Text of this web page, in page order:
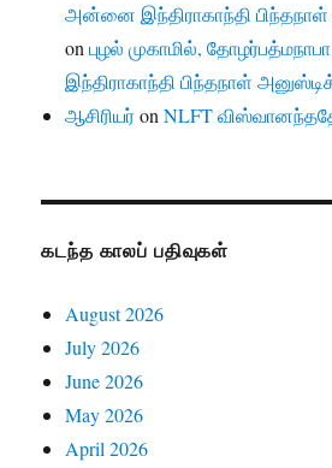
அன்னை இந்திராகாந்தி பிந்தநாள்
onபுழல் முகாமில்,
இந்திராகாந்தி பிந்தநாள்
ஆசிரியர்onNLFT
கடந்த காலப் பதிவுகள்
August 2026
July 2026
June 2026
May 2026
April 2026